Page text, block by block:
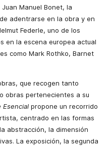
Manuel Bonet, la
adentrarse en la obra y en
Federle, uno de los
en la escena europea actual
como Mark Rothko, Barnet
que recogen tanto
obras pertenecientes a su
Esencial propone un recorrido
centrado en las formas
abstracción, la dimensión
La exposición, la segunda